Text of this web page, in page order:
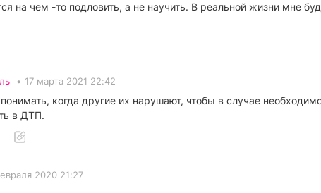
на чем -то подловить, а не научить. В реальной жизни мне
• 17 марта 2021 22:42
когда другие их нарушают, чтобы в случае
в ДТП.
2020 21:27